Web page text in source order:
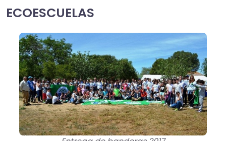
ECOESCUELAS